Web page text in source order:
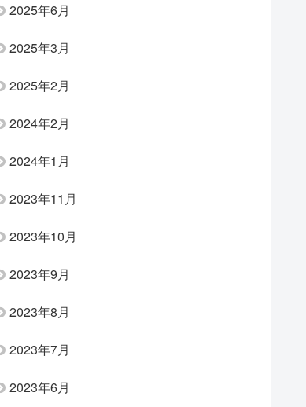
2025年6月
2025年3月
2025年2月
2024年2月
2024年1月
2023年11月
2023年10月
2023年9月
2023年8月
2023年7月
2023年6月